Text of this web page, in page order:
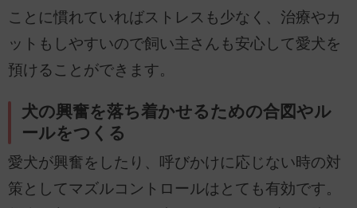
ことに慣れていればストレスも少なく、治療やカ
ットもしやすいので飼い主さんも安心して愛犬を
預けることができます。
犬の興奮を落ち着かせるための合図やル
ールをつくる
愛犬が興奮をしたり、呼びかけに応じない時の対
策としてマズルコントロールはとても有効です。